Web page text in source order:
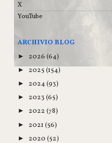
X
YouTube
ARCHIVIO BLOG
► 2026 (64)
► 2025 (154)
► 2024(93)
► 2023 (65)
► 2022 (78)
► 2021 (56)
► 2020 (52)